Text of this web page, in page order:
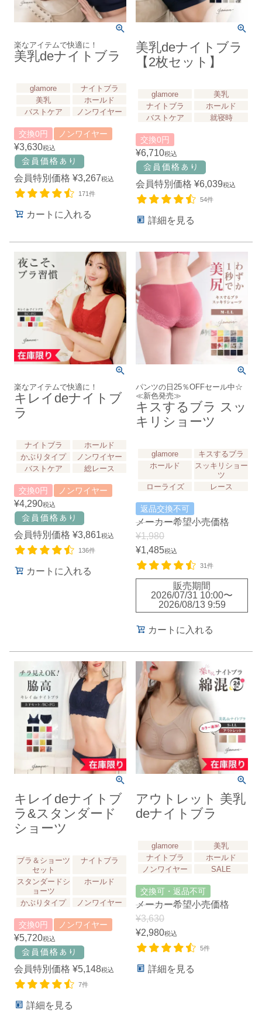
楽なアイテムで快適に！
美乳deナイトブラ
glamore
ナイトブラ
美乳
ホールド
バストケア
ノンワイヤー
交換0円 ノンワイヤー
¥3,630税込
会員特別価格 ¥3,267税込
171件
カートに入れる
美乳deナイトブラ
【2枚セット】
glamore
美乳
ナイトブラ
ホールド
バストケア
就寝時
交換0円
¥6,710税込
会員特別価格 ¥6,039税込
54件
詳細を見る
楽なアイテムで快適に！
キレイdeナイトブ
ラ
ナイトブラ
ホールド
かぶりタイプ
ノンワイヤー
バストケア
総レース
交換0円 ノンワイヤー
¥4,290税込
会員特別価格 ¥3,861税込
136件
カートに入れる
パンツの日25％OFFセール中☆
≪新色発売≫
キスするブラ スッ
キリショーツ
glamore
キスするブラ
ホールド
スッキリショー
ツ
ローライズ
レース
返品交換不可
メーカー希望小売価格
¥1,980
¥1,485税込
31件
販売期間
2026/07/31 10:00〜
2026/08/13 9:59
カートに入れる
キレイdeナイトブ
ラ&スタンダード
ショーツ
ブラ＆ショーツ
セット
ナイトブラ
スタンダードシ
ョーツ
ホールド
かぶりタイプ ノンワイヤー
交換0円 ノンワイヤー
¥5,720税込
会員特別価格 ¥5,148税込
7件
詳細を見る
アウトレット 美乳
deナイトブラ
glamore
美乳
ナイトブラ
ホールド
ノンワイヤー
SALE
交換可・返品不可
メーカー希望小売価格
¥3,630
¥2,980税込
5件
詳細を見る